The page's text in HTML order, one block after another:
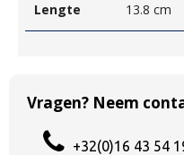
Lengte 13.8 cm
Vragen? Neem
+32(0)16 43 54